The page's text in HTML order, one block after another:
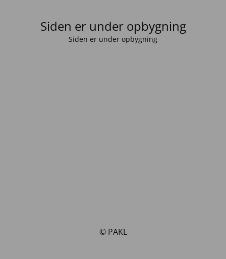
Siden er under opbygning
Siden er under opbygning
© PAKL